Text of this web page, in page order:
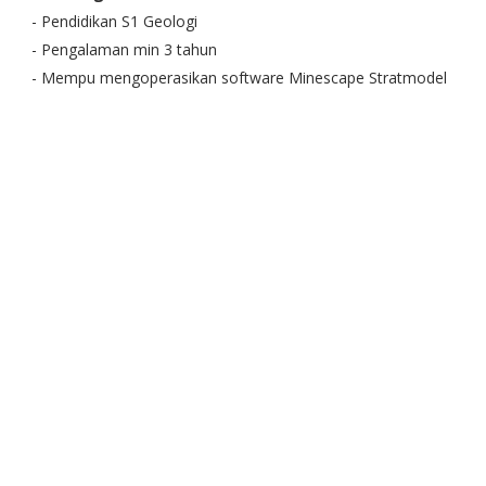
- Pendidikan S1 Geologi
- Pengalaman min 3 tahun
- Mempu mengoperasikan software Minescape Stratmodel